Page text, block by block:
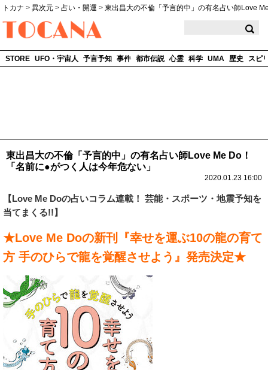
トカナ > 異次元 > 占い・開運 > 東出昌大の不倫「予言的中」の有名占い師Love
STORE UFO・宇宙人 予言予知 事件 都市伝説 心霊 科学 UMA 歴史 スピ
東出昌大の不倫「予言的中」の有名占い師Love Me Do！
「名前に●がつく人は今年危ない」
2020.01.23 16:00
【Love Me Doの占いコラム連載！ 芸能・スポーツ・地震予知を
当てまくる!!】
★Love Me Doの新刊『幸せを運ぶ10の龍の育て
方 手のひらで龍を覚醒させよう』発売決定★